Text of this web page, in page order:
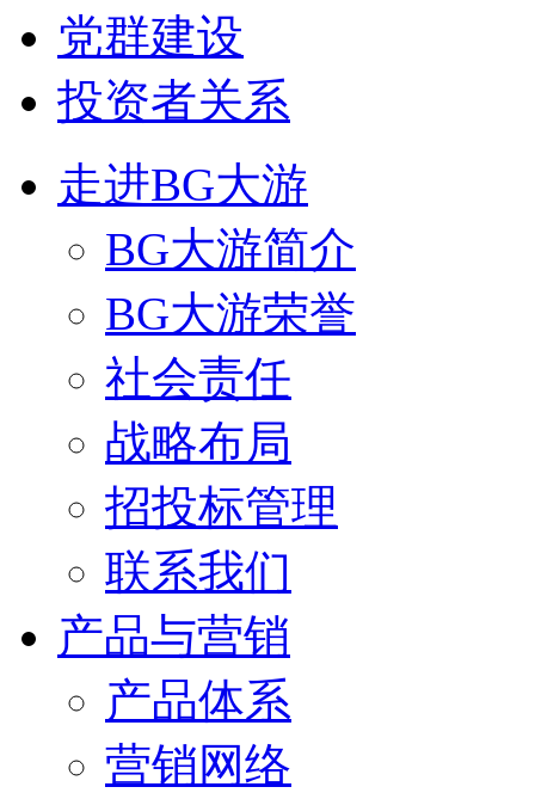
党群建设
投资者关系
走进BG大游
BG大游简介
BG大游荣誉
社会责任
战略布局
招投标管理
联系我们
产品与营销
产品体系
营销网络